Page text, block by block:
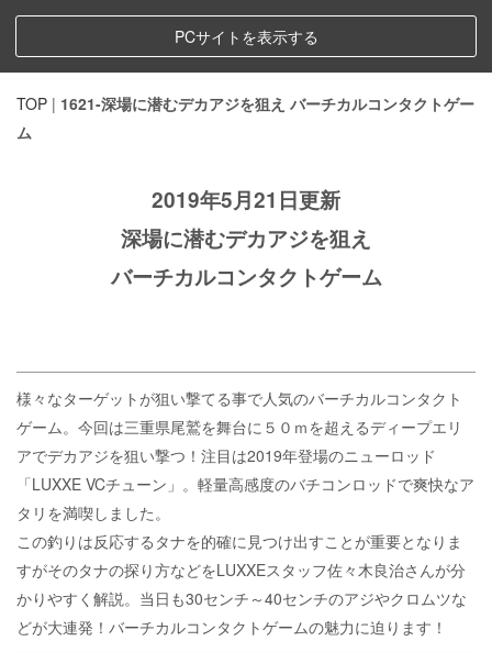
PCサイトを表示する
TOP | 1621-深場に潜むデカアジを狙え バーチカルコンタクトゲー
ム
2019年5月21日更新
深場に潜むデカアジを狙え
バーチカルコンタクトゲーム
様々なターゲットが狙い撃てる事で人気のバーチカルコンタクト
ゲーム。今回は三重県尾鷲を舞台に５０ｍを超えるディープエリ
アでデカアジを狙い撃つ！注目は2019年登場のニューロッド
「LUXXE VCチューン」。軽量高感度のバチコンロッドで爽快なア
タリを満喫しました。
この釣りは反応するタナを的確に見つけ出すことが重要となりま
すがそのタナの探り方などをLUXXEスタッフ佐々木良治さんが分
かりやすく解説。当日も30センチ～40センチのアジやクロムツな
どが大連発！バーチカルコンタクトゲームの魅力に迫ります！